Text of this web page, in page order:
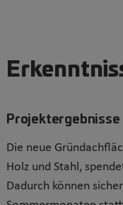
Projektergebnisse
Die neue
Holz und Stahl,
Dadurch können